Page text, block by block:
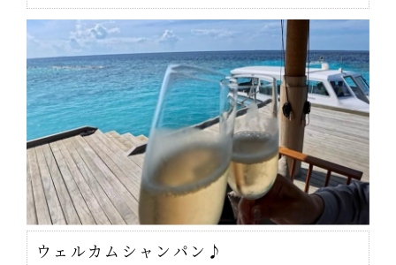
ウェルカムシャンパン♪